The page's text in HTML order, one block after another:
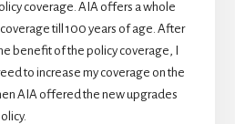
coverage. AIA offers a whole
till 100 years of age. After
benefit of the policy coverage, I
to increase my coverage on the
AIA offered the new upgrades